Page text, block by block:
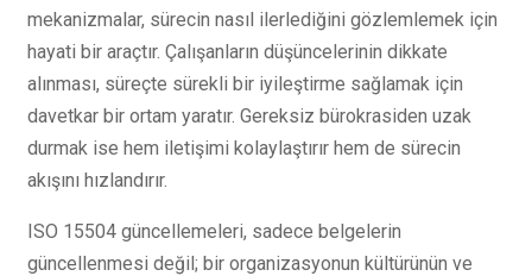
mekanizmalar, sürecin nasıl ilerlediğini gözlemlemek için
hayati bir araçtır. Çalışanların düşüncelerinin dikkate
alınması, süreçte sürekli bir iyileştirme sağlamak için
davetkar bir ortam yaratır. Gereksiz bürokrasiden uzak
durmak ise hem iletişimi kolaylaştırır hem de sürecin
akışını hızlandırır.
ISO 15504 güncellemeleri, sadece belgelerin
güncellenmesi değil; bir organizasyonun kültürünün ve